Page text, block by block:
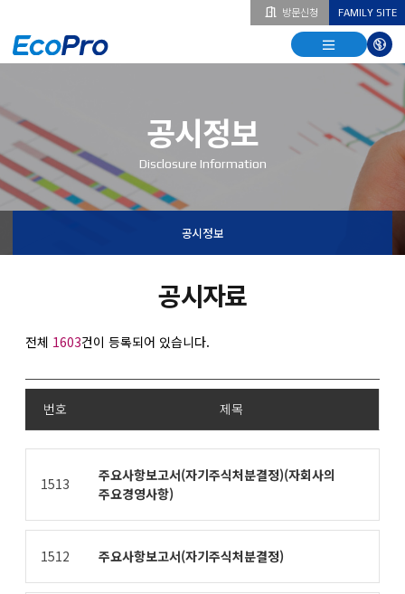
방문신청 FAMILY SITE
열기
열기
다국어
열기
공시정보
Disclosure Information
공시정보
공시자료
전체 1603건이 등록되어 있습니다.
번호,
제출인,
제공표
번호 제목
1513
주요사항보고서(자기주식처분결정)(자회사의
주요경영사항)
1512 주요사항보고서(자기주식처분결정)